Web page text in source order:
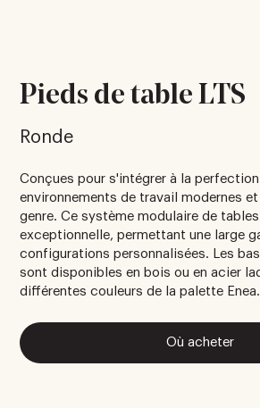
Pieds de table LTS
Ronde
Conçues pour s'intégrer à la
environnements de travail modernes
genre. Ce système modulaire de
exceptionnelle, permettant une large
configurations personnalisées. Les
sont disponibles en bois ou en acier
différentes couleurs de la palette Enea.
Où acheter